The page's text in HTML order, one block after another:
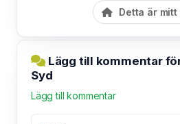
Detta är mitt
Lägg till kommentar
Syd
Lägg till kommentar